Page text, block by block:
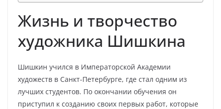
Жизнь и творчество
художника Шишкина
Шишкин учился в Императорской Академии
художеств в Санкт-Петербурге, где стал одним из
лучших студентов. По окончании обучения он
приступил к созданию своих первых работ, которые